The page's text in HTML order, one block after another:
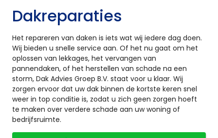
Dakreparaties
Het repareren van daken is iets wat wij iedere dag doen.
Wij bieden u snelle service aan. Of het nu gaat om het
oplossen van lekkages, het vervangen van
pannendaken, of het herstellen van schade na een
storm, Dak Advies Groep B.V. staat voor u klaar. Wij
zorgen ervoor dat uw dak binnen de kortste keren snel
weer in top conditie is, zodat u zich geen zorgen hoeft
te maken over verdere schade aan uw woning of
bedrijfsruimte.